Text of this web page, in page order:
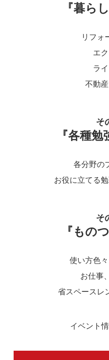
『暮ら
リフォ
エ
ラ
不動
そ
『各種勉
各分野の
お役に立てる
そ
『もの
使い方色々
お仕事
省スペースレ
イベント